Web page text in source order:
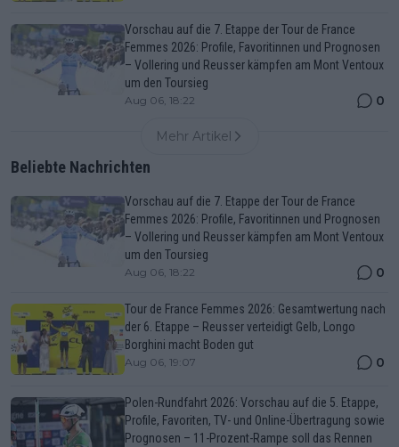
Vorschau auf die 7. Etappe der Tour de France
Femmes 2026: Profile, Favoritinnen und Prognosen
– Vollering und Reusser kämpfen am Mont Ventoux
um den Toursieg
Aug 06, 18:22 0
Mehr Artikel
Beliebte Nachrichten
Vorschau auf die 7. Etappe der Tour de France
Femmes 2026: Profile, Favoritinnen und Prognosen
– Vollering und Reusser kämpfen am Mont Ventoux
um den Toursieg
Aug 06, 18:22 0
Tour de France Femmes 2026: Gesamtwertung nach
der 6. Etappe – Reusser verteidigt Gelb, Longo
Borghini macht Boden gut
Aug 06, 19:07 0
Polen-Rundfahrt 2026: Vorschau auf die 5. Etappe,
Profile, Favoriten, TV- und Online-Übertragung sowie
Prognosen – 11-Prozent-Rampe soll das Rennen